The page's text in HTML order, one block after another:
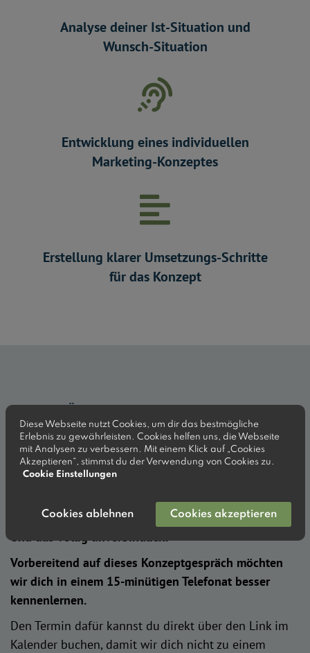
Analyse deiner Ist-Situation und
Wunsch-Situation
Entwicklung eines individuellen
Marketing-Konzeptes
Erstellung klarer Umsetzungs-Schritte
für das Konzept
— DEINE NÄCHSTEN SCHRITTE
Sichere dir jetzt deinkostenfreies
Konzeptgespräch!
Du bekommst ein individuelles Konzept, direktes
Feedback für die Praxis und klare Handlungsschritte.
Und das völlig unverbindlich.
Vorbereitend auf dieses Konzeptgespräch möchten
wir dich in einem 15-minütigen Telefonat besser
kennenlernen.
Den Termin dafür kannst du direkt über den Link im
Kalender buchen, damit wir dich nicht zu einem
Diese Webseite nutzt Cookies, um dir das bestmögliche
Erlebnis zu gewährleisten. Cookies helfen uns, die Webseite
mit Analysen zu verbessern. Mit einem Klick auf „Cookies
Akzeptieren“, stimmst du der Verwendung von Cookies zu.
Cookie Einstellungen
Cookies ablehnen Cookies akzeptieren